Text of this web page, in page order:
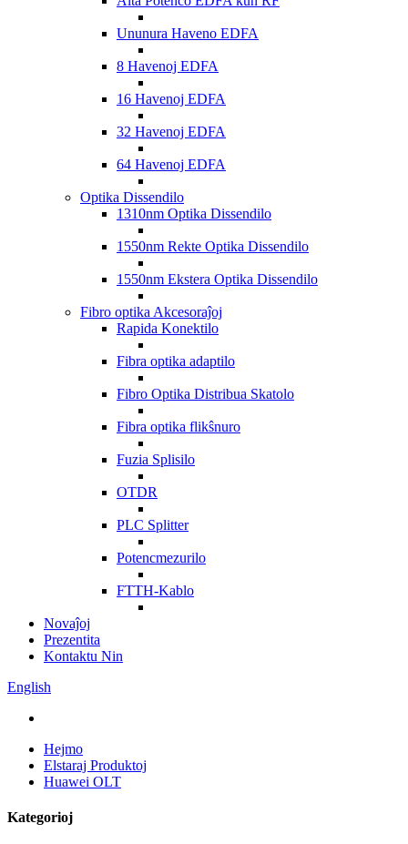
Ununura Haveno EDFA
8 Havenoj EDFA
16 Havenoj EDFA
32 Havenoj EDFA
64 Havenoj EDFA
Optika Dissendilo
1310nm Optika Dissendilo
1550nm Rekte Optika Dissendilo
1550nm Ekstera Optika Dissendilo
Fibro optika Akcesoraĵoj
Rapida Konektilo
Fibra optika adaptilo
Fibro Optika Distribua Skatolo
Fibra optika flikŝnuro
Fuzia Splisilo
OTDR
PLC Splitter
Potencmezurilo
FTTH-Kablo
Novaĵoj
Prezentita
Kontaktu Nin
English
Hejmo
Elstaraj Produktoj
Huawei OLT
Kategorioj